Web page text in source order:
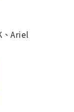
、Ariel